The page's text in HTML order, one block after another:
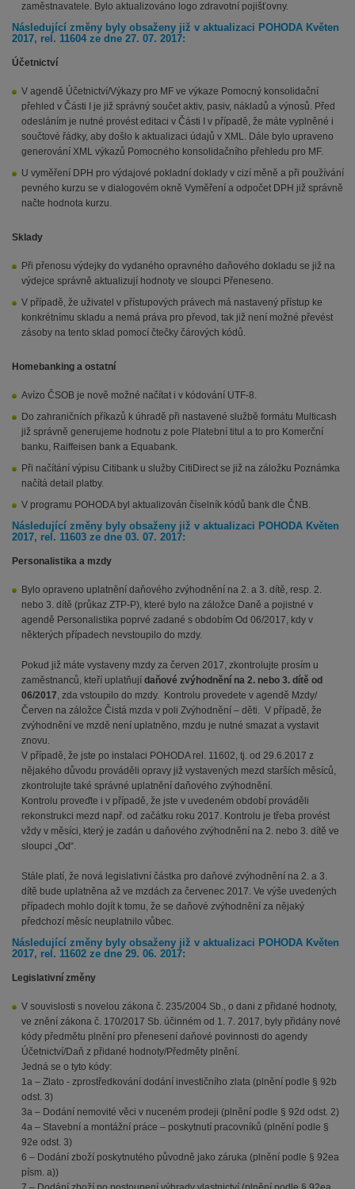
zaměstnavatele. Bylo aktualizováno logo zdravotní pojišťovny.
Následující změny byly obsaženy již v aktualizaci POHODA Květen
2017, rel. 11604 ze dne 27. 07. 2017:
Účetnictví
V agendě Účetnictví/Výkazy pro MF ve výkaze Pomocný konsolidační
přehled v Části I je již správný součet aktiv, pasiv, nákladů a výnosů. Před
odesláním je nutné provést editaci v Části I v případě, že máte vyplněné i
součtové řádky, aby došlo k aktualizaci údajů v XML. Dále bylo upraveno
generování XML výkazů Pomocného konsolidačního přehledu pro MF.
U vyměření DPH pro výdajové pokladní doklady v cizí měně a při používání
pevného kurzu se v dialogovém okně Vyměření a odpočet DPH již správně
načte hodnota kurzu.
Sklady
Při přenosu výdejky do vydaného opravného daňového dokladu se již na
výdejce správně aktualizují hodnoty ve sloupci Přeneseno.
V případě, že uživatel v přístupových právech má nastavený přístup ke
konkrétnímu skladu a nemá práva pro převod, tak již není možné převést
zásoby na tento sklad pomocí čtečky čárových kódů.
Homebanking a ostatní
Avízo ČSOB je nově možné načítat i v kódování UTF-8.
Do zahraničních příkazů k úhradě při nastavené službě formátu Multicash
již správně generujeme hodnotu z pole Platební titul a to pro Komerční
banku, Raiffeisen bank a Equabank.
Při načítání výpisu Citibank u služby CitiDirect se již na záložku Poznámka
načítá detail platby.
V programu POHODA byl aktualizován číselník kódů bank dle ČNB.
Následující změny byly obsaženy již v aktualizaci POHODA Květen
2017, rel. 11603 ze dne 03. 07. 2017:
Personalistika a mzdy
Bylo opraveno uplatnění daňového zvýhodnění na 2. a 3. dítě, resp. 2.
nebo 3. dítě (průkaz ZTP-P), které bylo na záložce Daně a pojistné v
agendě Personalistika poprvé zadané s obdobím Od 06/2017, kdy v
některých případech nevstoupilo do mzdy.
Pokud již máte vystaveny mzdy za červen 2017, zkontrolujte prosím u
zaměstnanců, kteří uplatňují daňové zvýhodnění na 2. nebo 3. dítě od
06/2017, zda vstoupilo do mzdy. Kontrolu provedete v agendě Mzdy/
Červen na záložce Čistá mzda v poli Zvýhodnění – děti. V případě, že
zvýhodnění ve mzdě není uplatněno, mzdu je nutné smazat a vystavit
znovu.
V případě, že jste po instalaci POHODA rel. 11602, tj. od 29.6.2017 z
nějakého důvodu prováděli opravy již vystavených mezd starších měsíců,
zkontrolujte také správné uplatnění daňového zvýhodnění.
Kontrolu proveďte i v případě, že jste v uvedeném období prováděli
rekonstrukci mezd např. od začátku roku 2017. Kontrolu je třeba provést
vždy v měsíci, který je zadán u daňového zvýhodnění na 2. nebo 3. dítě ve
sloupci „Od“.
Stále platí, že nová legislativní částka pro daňové zvýhodnění na 2. a 3.
dítě bude uplatněna až ve mzdách za červenec 2017. Ve výše uvedených
případech mohlo dojít k tomu, že se daňové zvýhodnění za nějaký
předchozí měsíc neuplatnilo vůbec.
Následující změny byly obsaženy již v aktualizaci POHODA Květen
2017, rel. 11602 ze dne 29. 06. 2017:
Legislativní změny
V souvislosti s novelou zákona č. 235/2004 Sb., o dani z přidané hodnoty,
ve znění zákona č. 170/2017 Sb. účinném od 1. 7. 2017, byly přidány nové
kódy předmětu plnění pro přenesení daňové povinnosti do agendy
Účetnictví/Daň z přidané hodnoty/Předměty plnění.
Jedná se o tyto kódy:
1a – Zlato - zprostředkování dodání investičního zlata (plnění podle § 92b
odst. 3)
3a – Dodání nemovité věci v nuceném prodeji (plnění podle § 92d odst. 2)
4a – Stavební a montážní práce – poskytnutí pracovníků (plnění podle §
92e odst. 3)
6 – Dodání zboží poskytnutého původně jako záruka (plnění podle § 92ea
písm. a))